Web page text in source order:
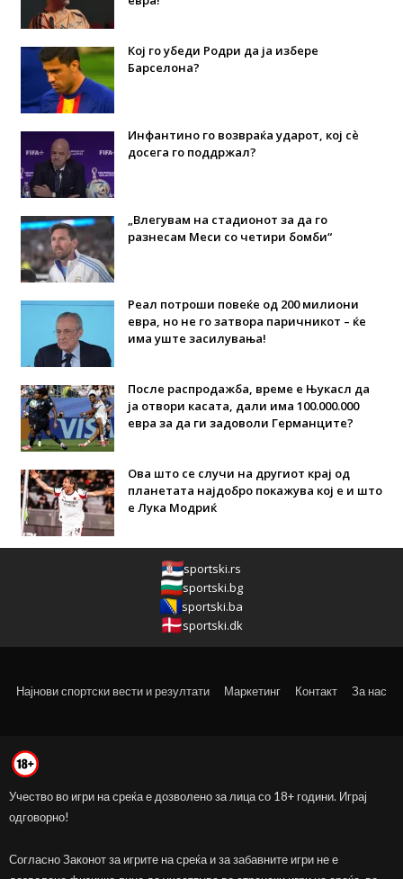
Кој го убеди Родри да ја избере
Барселона?
Инфантино го возвраќа ударот, кој сè
досега го поддржал?
„Влегувам на стадионот за да го
разнесам Меси со четири бомби“
Реал потроши повеќе од 200 милиони
евра, но не го затвора паричникот – ќе
има уште засилувања!
После распродажба, време е Њукасл да
ја отвори касата, дали има 100.000.000
евра за да ги задоволи Германците?
Ова што се случи на другиот крај од
планетата најдобро покажува кој е и што
е Лука Модриќ
sportski.rs
sportski.bg
sportski.ba
sportski.dk
Најнови спортски вести и резултати Маркетинг Контакт За нас
Учество во игри на среќа е дозволено за лица со 18+ години. Играј
одговорно!
Согласно Законот за игрите на среќа и за забавните игри не е